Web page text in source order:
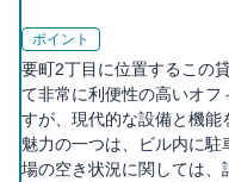
ポイント
要町2丁目に位置するこの
て非常に利便性の高いオ
すが、現代的な設備と機
魅力の一つは、ビル内に
場の空き状況に関しては